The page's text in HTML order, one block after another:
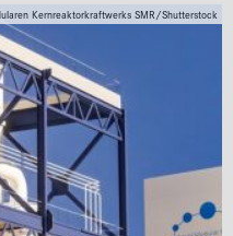
Kernreaktorkraftwerks SMR/Shutterstock